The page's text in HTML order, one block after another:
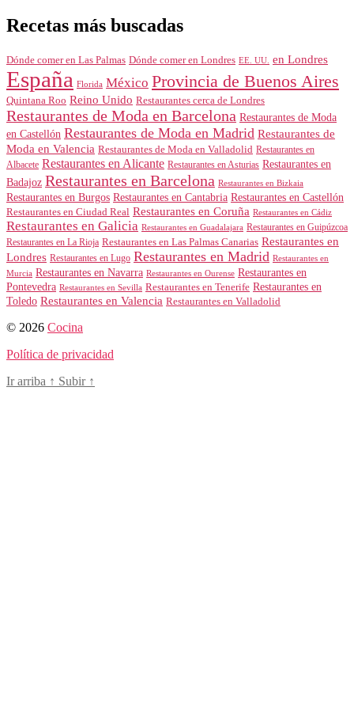
Recetas más buscadas
Dónde comer en Las Palmas Dónde comer en Londres EE. UU. en Londres
España Florida México Provincia de Buenos Aires
Quintana Roo Reino Unido Restaurantes cerca de Londres
Restaurantes de Moda en Barcelona Restaurantes de Moda
en Castellón Restaurantes de Moda en Madrid Restaurantes de
Moda en Valencia Restaurantes de Moda en Valladolid Restaurantes en
Albacete Restaurantes en Alicante Restaurantes en Asturias Restaurantes en
Badajoz Restaurantes en Barcelona Restaurantes en Bizkaia
Restaurantes en Burgos Restaurantes en Cantabria Restaurantes en Castellón
Restaurantes en Ciudad Real Restaurantes en Coruña Restaurantes en Cádiz
Restaurantes en Galicia Restaurantes en Guadalajara Restaurantes en Guipúzcoa
Restaurantes en La Rioja Restaurantes en Las Palmas Canarias Restaurantes en
Londres Restaurantes en Lugo Restaurantes en Madrid Restaurantes en
Murcia Restaurantes en Navarra Restaurantes en Ourense Restaurantes en
Pontevedra Restaurantes en Sevilla Restaurantes en Tenerife Restaurantes en
Toledo Restaurantes en Valencia Restaurantes en Valladolid
© 2026 Cocina
Política de privacidad
Ir arriba ↑ Subir ↑